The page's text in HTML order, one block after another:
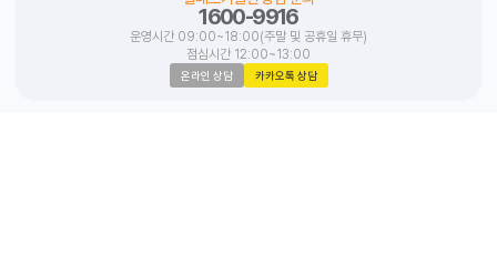
1600-9916
운영시간 09:00~18:00(주말 및 공휴일 휴무)
점심시간 12:00~13:00
온라인 상담 카카오톡 상담